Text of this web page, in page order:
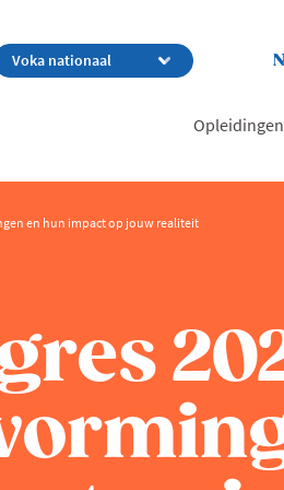
Opleidingen
en hun impact op jouw realiteit